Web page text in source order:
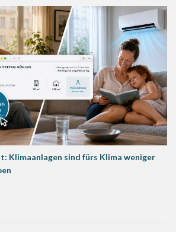
Klimaanlagen sind fürs Klima weniger